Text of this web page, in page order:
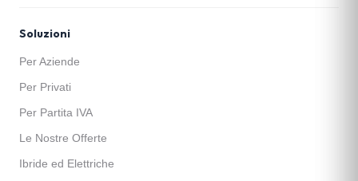
Soluzioni
Per Aziende
Per Privati
Per Partita IVA
Le Nostre Offerte
Ibride ed Elettriche